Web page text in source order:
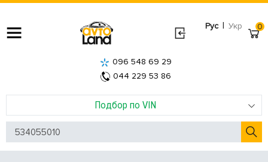
Рус | Укр
Подбор по VIN
096 548 69 29
044 229 53 86
0